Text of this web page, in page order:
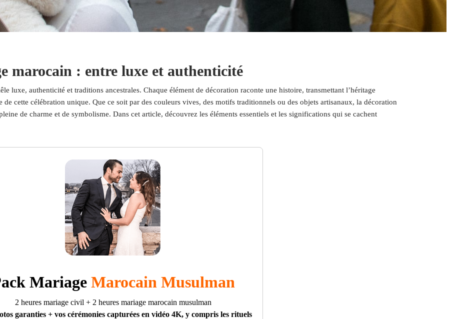
marocain : entre luxe et authenticité
luxe, authenticité et traditions ancestrales. Chaque élément de décoration raconte une histoire, transmettant l’héritage
de cette célébration unique. Que ce soit par des couleurs vives, des motifs traditionnels ou des objets artisanaux, la décoration
de charme et de symbolisme. Dans cet article, découvrez les éléments essentiels et les significations qui se cachent
Mariage Marocain Musulman
2 heures mariage civil + 2 heures mariage marocain musulman
garanties + vos cérémonies capturées en vidéo 4K, y compris les rituels